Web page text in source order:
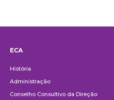
ECA
História
Administração
Conselho Consultivo da Direção